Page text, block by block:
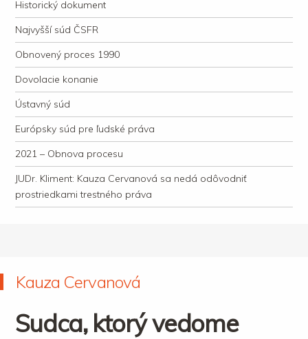
Historický dokument
Najvyšší súd ČSFR
Obnovený proces 1990
Dovolacie konanie
Ústavný súd
Európsky súd pre ľudské práva
2021 – Obnova procesu
JUDr. Kliment: Kauza Cervanová sa nedá odôvodniť
prostriedkami trestného práva
Kauza Cervanová
Sudca, ktorý vedome